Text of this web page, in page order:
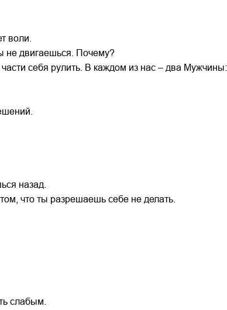
воли.
не двигаешься. Почему?
себя рулить. В каждом из нас – два Мужчины:
назад.
что ты разрешаешь себе не делать.
слабым.